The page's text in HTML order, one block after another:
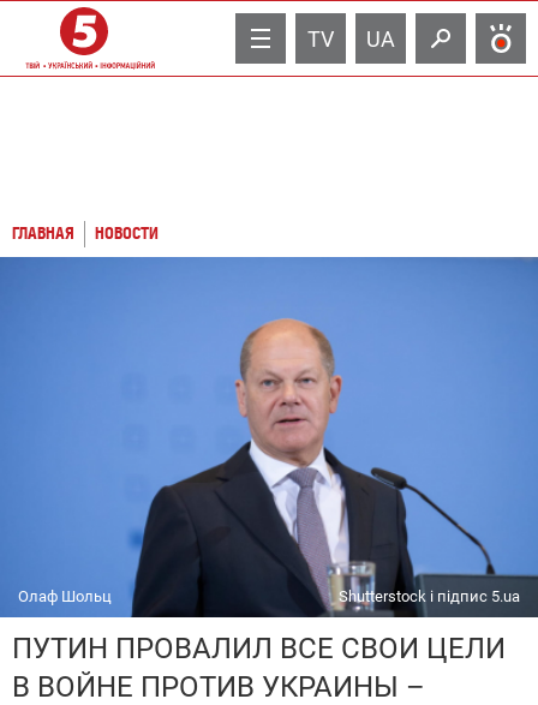
TV UA
ГЛАВНАЯ НОВОСТИ
Олаф Шольц Shutterstock і підпис 5.ua
ПУТИН ПРОВАЛИЛ ВСЕ СВОИ ЦЕЛИ
В ВОЙНЕ ПРОТИВ УКРАИНЫ –